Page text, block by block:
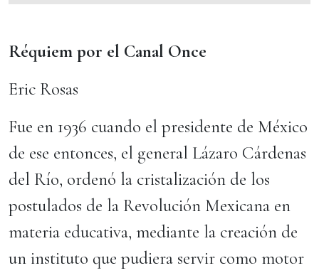
Réquiem por el Canal Once
Eric Rosas
Fue en 1936 cuando el presidente de México
de ese entonces, el general Lázaro Cárdenas
del Río, ordenó la cristalización de los
postulados de la Revolución Mexicana en
materia educativa, mediante la creación de
un instituto que pudiera servir como motor